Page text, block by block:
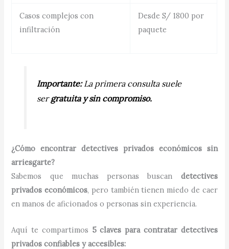
Casos complejos con
infiltración
Desde S/ 1800 por
paquete
Importante:La primera consulta suele
sergratuita y sin compromiso.
¿Cómo encontrar detectives privados económicos sin
arriesgarte?
Sabemos que muchas personas buscan detectives
privados económicos, pero también tienen miedo de caer
en manos de aficionados o personas sin experiencia.
Aquí te compartimos 5 claves para contratar detectives
privados confiables y accesibles: